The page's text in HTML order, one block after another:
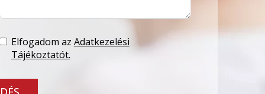
Elfogadom az Adatkezelési
Tájékoztatót.